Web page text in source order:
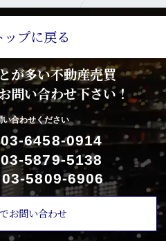
プに戻る
が多い不動産売買
問い合わせ下さい！
い合わせください
03-6458-0914
03-5879-5138
03-5809-6906
お問い合わせ